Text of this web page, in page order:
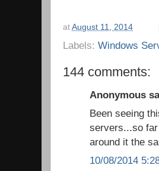
at August 11, 2014
Labels: Windows
144 comments:
Anonymous
Been seeing
servers...so
around it the
10/08/2014